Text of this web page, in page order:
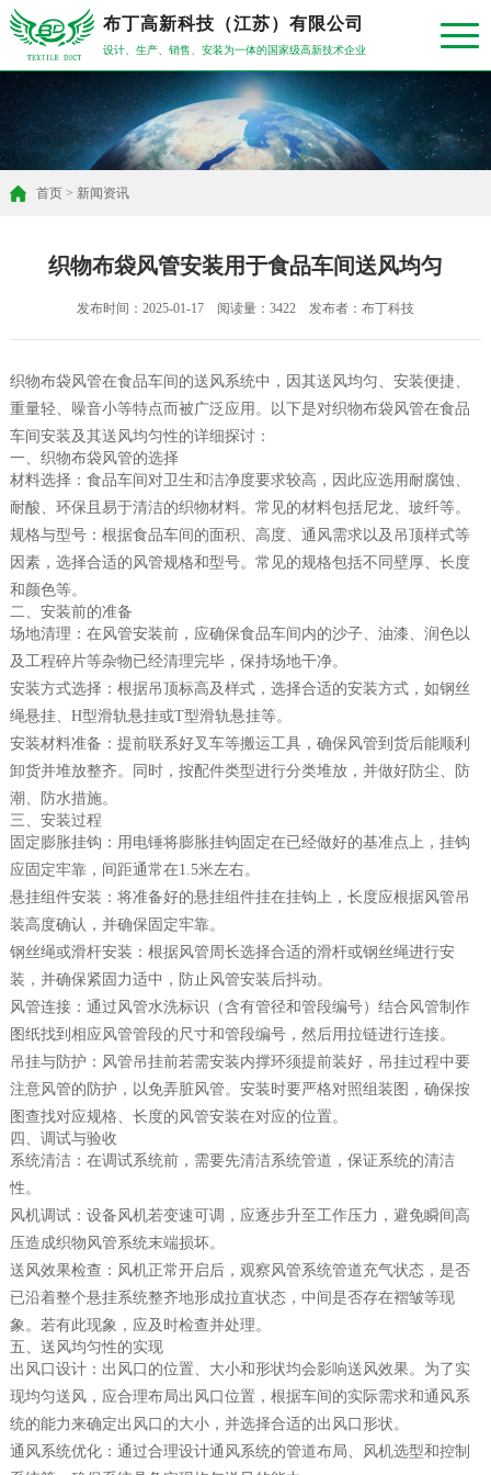
布丁高新科技（江苏）有限公司
设计、生产、销售、安装为一体的国家级高新技术企业
首页> 新闻资讯
织物布袋风管安装用于食品车间送风均匀
发布时间：2025-01-17 阅读量：3422 发布者：布丁科技
织物布袋风管在食品车间的送风系统中，因其送风均匀、安装便捷、
重量轻、噪音小等特点而被广泛应用。以下是对织物布袋风管在食品
车间安装及其送风均匀性的详细探讨：
一、织物布袋风管的选择
材料选择：食品车间对卫生和洁净度要求较高，因此应选用耐腐蚀、
耐酸、环保且易于清洁的织物材料。常见的材料包括尼龙、玻纤等。
规格与型号：根据食品车间的面积、高度、通风需求以及吊顶样式等
因素，选择合适的风管规格和型号。常见的规格包括不同壁厚、长度
和颜色等。
二、安装前的准备
场地清理：在风管安装前，应确保食品车间内的沙子、油漆、润色以
及工程碎片等杂物已经清理完毕，保持场地干净。
安装方式选择：根据吊顶标高及样式，选择合适的安装方式，如钢丝
绳悬挂、H型滑轨悬挂或T型滑轨悬挂等。
安装材料准备：提前联系好叉车等搬运工具，确保风管到货后能顺利
卸货并堆放整齐。同时，按配件类型进行分类堆放，并做好防尘、防
潮、防水措施。
三、安装过程
固定膨胀挂钩：用电锤将膨胀挂钩固定在已经做好的基准点上，挂钩
应固定牢靠，间距通常在1.5米左右。
悬挂组件安装：将准备好的悬挂组件挂在挂钩上，长度应根据风管吊
装高度确认，并确保固定牢靠。
钢丝绳或滑杆安装：根据风管周长选择合适的滑杆或钢丝绳进行安
装，并确保紧固力适中，防止风管安装后抖动。
风管连接：通过风管水洗标识（含有管径和管段编号）结合风管制作
图纸找到相应风管管段的尺寸和管段编号，然后用拉链进行连接。
吊挂与防护：风管吊挂前若需安装内撑环须提前装好，吊挂过程中要
注意风管的防护，以免弄脏风管。安装时要严格对照组装图，确保按
图查找对应规格、长度的风管安装在对应的位置。
四、调试与验收
系统清洁：在调试系统前，需要先清洁系统管道，保证系统的清洁
性。
风机调试：设备风机若变速可调，应逐步升至工作压力，避免瞬间高
压造成织物风管系统末端损坏。
送风效果检查：风机正常开启后，观察风管系统管道充气状态，是否
已沿着整个悬挂系统整齐地形成拉直状态，中间是否存在褶皱等现
象。若有此现象，应及时检查并处理。
五、送风均匀性的实现
出风口设计：出风口的位置、大小和形状均会影响送风效果。为了实
现均匀送风，应合理布局出风口位置，根据车间的实际需求和通风系
统的能力来确定出风口的大小，并选择合适的出风口形状。
通风系统优化：通过合理设计通风系统的管道布局、风机选型和控制